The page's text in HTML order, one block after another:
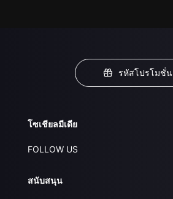
รหัสโปรโมชั่น
โซเชียลมีเดีย
FOLLOW US
สนับสนุน